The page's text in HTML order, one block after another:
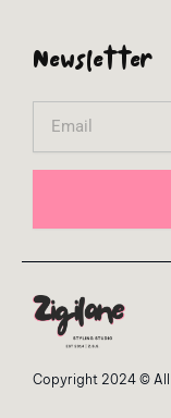
Newsletter
Copyright 2024 © All